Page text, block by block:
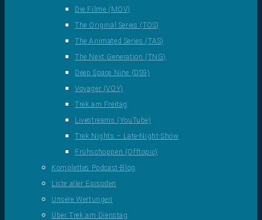
Die Filme (MOV)
The Original Series (TOS)
The Animated Series (TAS)
The Next Generation (TNG)
Deep Space Nine (DS9)
Voyager (VOY)
Trek am Freitag
Livestreams (YouTube)
Trek Nights – Late-Night-Show
Frühschoppen (Offtopic)
Komplettes Podcast-Blog
Liste aller Episoden
Unsere Wertungen
Über Trek am Dienstag